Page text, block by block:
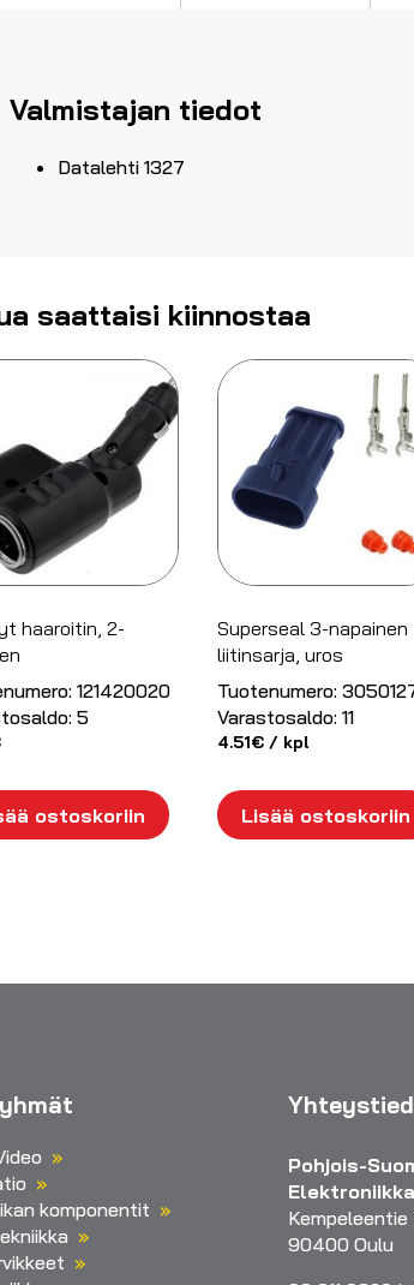
Valmistajan tiedot
Datalehti 1327
saattaisi kiinnostaa
haaroitin, 2-
121420020
5
ostoskoriin
Superseal 3-napainen
liitinsarja, uros
Tuotenumero:
Varastosaldo: 11
4.51€ / kpl
Lisää ostoskoriin
komponentit
Pohjois-
Kempeleentie
90400 Oulu